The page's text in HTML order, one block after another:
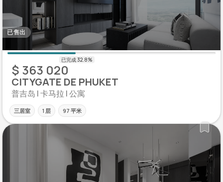
已售出
$ 363 020
CITYGATE DE PHUKET
普吉岛 | 卡马拉 | 公寓
三居室 1 层 97 平米